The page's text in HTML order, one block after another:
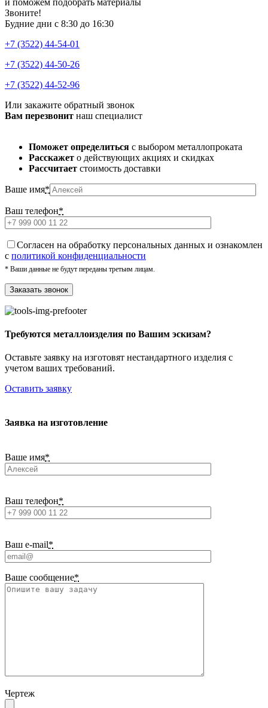
Звоните!
Будние дни с 8:30 до 16:30
+7 (3522) 44-54-01
+7 (3522) 44-50-26
+7 (3522) 44-52-96
Или закажите обратный звонок
Вам перезвонит наш специалист
Поможет определиться с выбором металлопроката
Расскажет о действующих акциях и скидках
Рассчитает стоимость доставки
Ваше имя*
Ваш телефон*
Cогласен на обработку персональных данных и ознакомлен
с политикой конфиденциальности
* Ваши данные не будут переданы третьим лицам.
Требуются металлоизделия по Вашим эскизам?
Оставьте заявку на изготовят нестандартного изделия с
учетом ваших требований.
Оставить заявку
Заявка на изготовление
Ваше имя*
Ваш телефон*
Ваш e-mail*
Ваше сообщение*
Чертеж